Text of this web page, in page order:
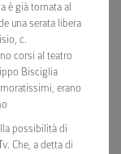
è già tornata al
una serata libera
c.
corsi al teatro
Bisciglia
erano
possibilità di
Che, a detta di